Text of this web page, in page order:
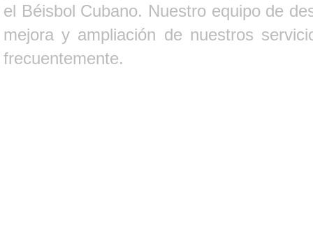
el Béisbol Cubano. Nuestro equipo de
mejora y ampliación de nuestros
frecuentemente.